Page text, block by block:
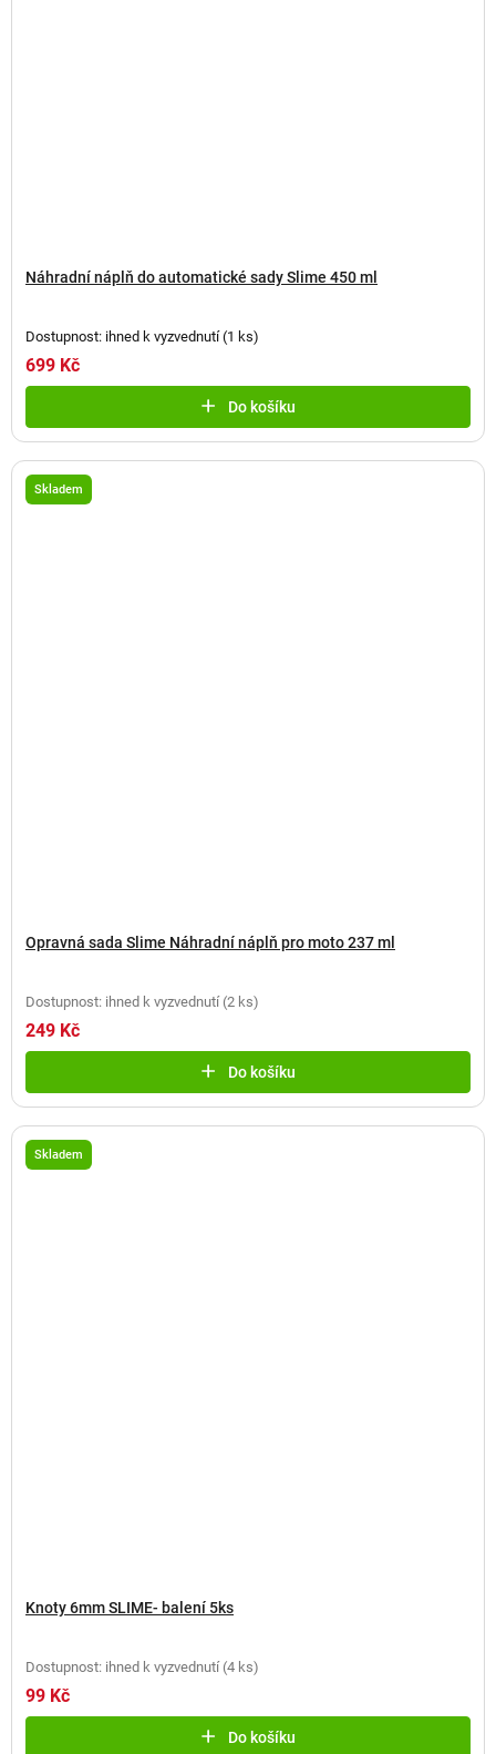
Náhradní náplň do automatické sady Slime 450 ml
Dostupnost: ihned k vyzvednutí(1 ks)
699 Kč
Do košíku
Skladem
Opravná sada Slime Náhradní náplň pro moto 237 ml
Dostupnost: ihned k vyzvednutí (2 ks)
249 Kč
Do košíku
Skladem
Knoty 6mm SLIME- balení 5ks
Dostupnost: ihned k vyzvednutí (4 ks)
99 Kč
Do košíku